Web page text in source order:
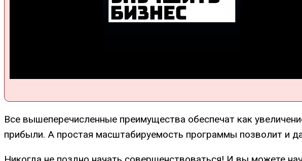
Все вышеперечисленные преимущества обеспечат как
прибыли. А простая масштабируемость программы позволит и